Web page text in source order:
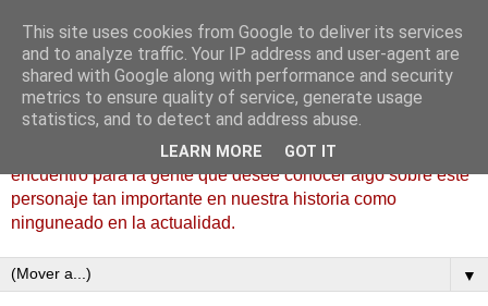
Fernán González, el Buen
Conde
Bienvenidos a la bitácora de Fernán González, lugar de
encuentro para la gente que desee conocer algo sobre este
personaje tan importante en nuestra historia como
ninguneado en la actualidad.
▼
This site uses cookies from Google to deliver its services
and to analyze traffic. Your IP address and user-agent are
shared with Google along with performance and security
metrics to ensure quality of service, generate usage
statistics, and to detect and address abuse.
LEARN MORE GOT IT